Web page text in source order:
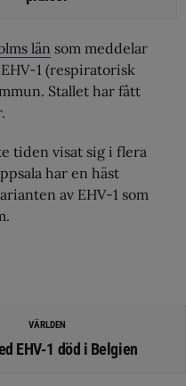
län som meddelar
1 (respiratorisk
Stallet har fått
tiden visat sig i flera
har en häst
av EHV-1 som
VÄRLDEN
EHV-1 död i Belgien